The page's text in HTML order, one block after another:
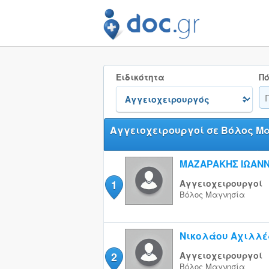
Ειδικότητα
Αγγειοχειρουργοί σε Βόλος
1
ΜΑΖΑΡΑΚΗΣ
Αγγειοχειρουργοί
Βόλος Μαγνησία
2
Νικολάου
Αγγειοχειρουργοί
Βόλος Μαγνησία